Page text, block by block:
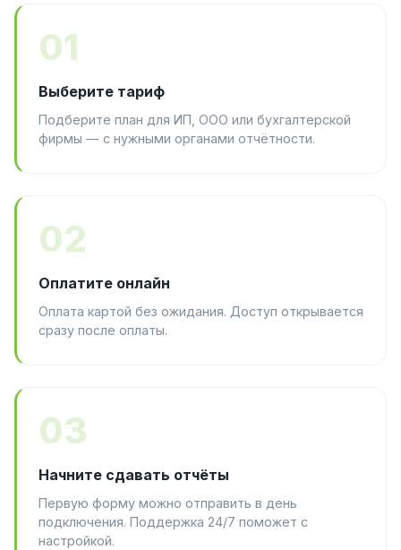
01
Выберите тариф
Подберите план для ИП, ООО или бухгалтерской
фирмы — с нужными органами отчётности.
02
Оплатите онлайн
Оплата картой без ожидания. Доступ открывается
сразу после оплаты.
03
Начните сдавать отчёты
Первую форму можно отправить в день
подключения. Поддержка 24/7 поможет с
настройкой.